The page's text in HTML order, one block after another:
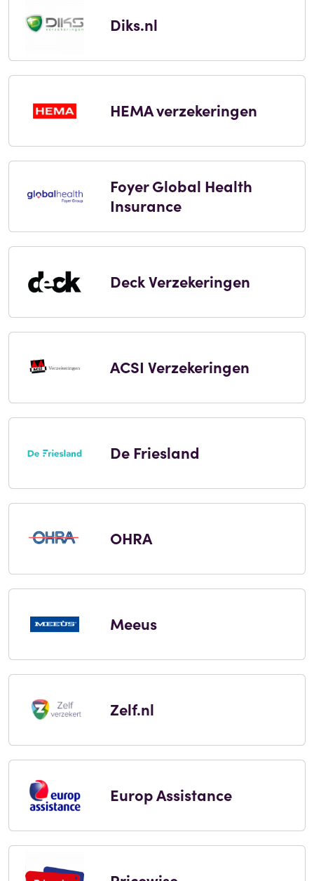
Diks.nl
HEMA verzekeringen
Foyer Global Health
Insurance
Deck Verzekeringen
ACSI Verzekeringen
De Friesland
OHRA
Meeus
Zelf.nl
Europ Assistance